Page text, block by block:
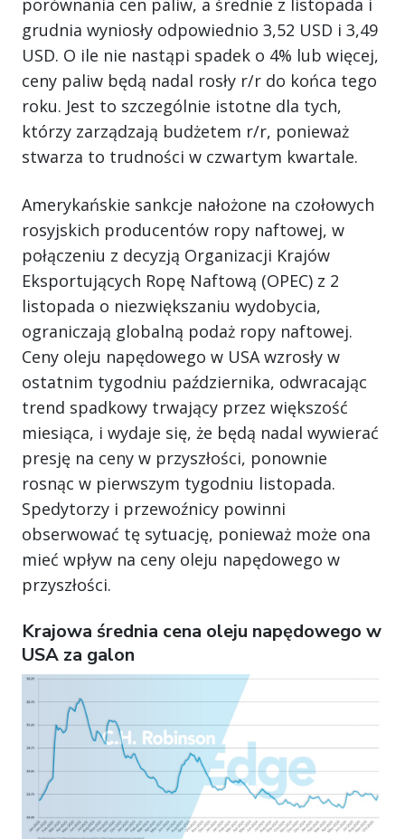
grudnia wyniosły odpowiednio 3,52 USD i 3,49
USD. O ile nie nastąpi spadek o 4% lub więcej,
ceny paliw będą nadal rosły r/r do końca tego
roku. Jest to szczególnie istotne dla tych,
którzy zarządzają budżetem r/r, ponieważ
stwarza to trudności w czwartym kwartale.
Amerykańskie sankcje nałożone na czołowych
rosyjskich producentów ropy naftowej, w
połączeniu z decyzją Organizacji Krajów
Eksportujących Ropę Naftową (OPEC) z 2
listopada o niezwiększaniu wydobycia,
ograniczają globalną podaż ropy naftowej.
Ceny oleju napędowego w USA wzrosły w
ostatnim tygodniu października, odwracając
trend spadkowy trwający przez większość
miesiąca, i wydaje się, że będą nadal wywierać
presję na ceny w przyszłości, ponownie
rosnąc w pierwszym tygodniu listopada.
Spedytorzy i przewoźnicy powinni
obserwować tę sytuację, ponieważ może ona
mieć wpływ na ceny oleju napędowego w
przyszłości.
Krajowa średnia cena oleju napędowego w
USA za galon